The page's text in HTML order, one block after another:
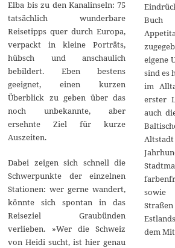
Elba bis zu den Kanalinseln: 75
tatsächlich wunderbare
Reisetipps quer durch Europa,
verpackt in kleine Porträts,
hübsch und anschaulich
bebildert. Eben bestens
geeignet, einen kurzen
Überblick zu geben über das
noch unbekannte, aber
ersehnte Ziel für kurze
Auszeiten.
Dabei zeigen sich schnell die
Schwerpunkte der einzelnen
Stationen: wer gerne wandert,
könnte sich spontan in das
Reiseziel Graubünden
verlieben. »Wer die Schweiz
von Heidi sucht, ist hier genau
Buch
eigene
sind es
im
erster
auch
sowie
dem